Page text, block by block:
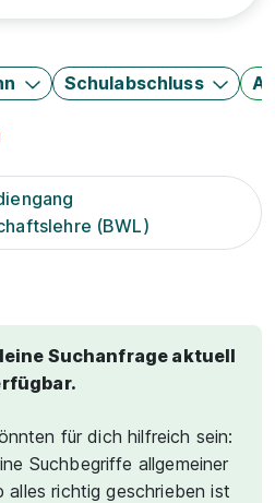
Schulabschluss
(BWL)
Suchanfrage aktuell
für dich hilfreich sein:
Suchbegriffe allgemeiner
alles richtig geschrieben ist